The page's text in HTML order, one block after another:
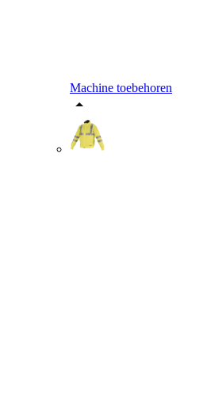
Machine toebehoren